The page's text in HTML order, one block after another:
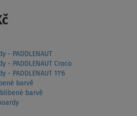
- PADDLENAUT
- PADDLENAUT Croco
- PADDLENAUT 11'6
barvě
barvě